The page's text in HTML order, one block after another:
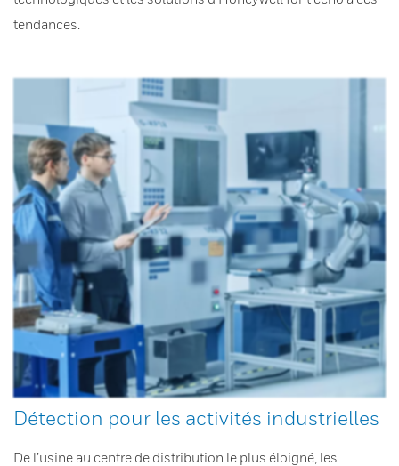
tendances.
Détection pour les activités industrielles
De l’usine au centre de distribution le plus éloigné, les